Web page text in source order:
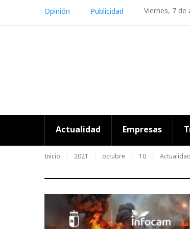
content
Viernes, 7
Opinión Publicidad
Actualidad Empresas
Inicio 2021 octubre 10 Actualidad